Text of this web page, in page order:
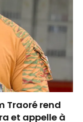
Traoré rend
et appelle à